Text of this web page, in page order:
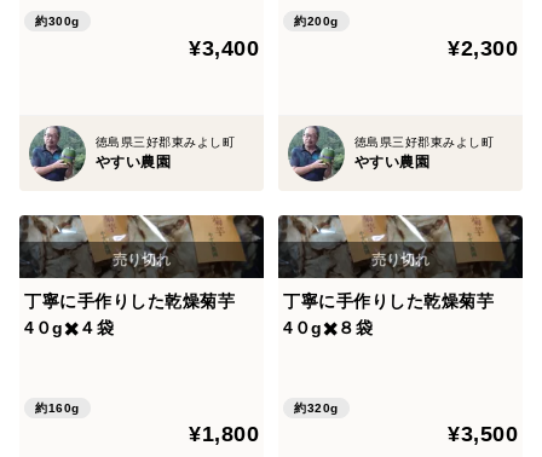
約300g
¥3,400
徳島県三好郡東みよし町
やすい農園
約200g
¥2,300
徳島県三好郡東みよし町
やすい農園
丁寧に手作りした乾燥菊芋
4０g✖️４袋
約160g
¥1,800
丁寧に手作りした乾燥菊芋
4０g✖️８袋
約320g
¥3,500